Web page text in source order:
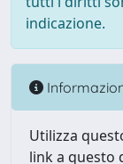
indicazione.
Utilizza
link a questo